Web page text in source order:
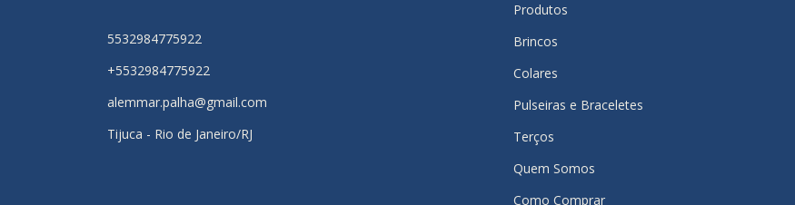
5532984775922
+5532984775922
alemmar.palha@gmail.com
Tijuca - Rio de Janeiro/RJ
Produtos
Brincos
Colares
Pulseiras e Braceletes
Terços
Quem Somos
Como Comprar